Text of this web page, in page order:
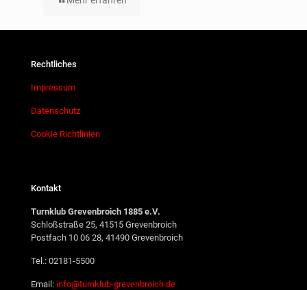
Rechtliches
Impressum
Datenschutz
Cookie Richtlinien
Kontakt
Turnklub Grevenbroich 1885 e.V.
Schloßstraße 25, 41515 Grevenbroich
Postfach 10 06 28, 41490 Grevenbroich
Tel.: 02181-5500
Email: info@turnklub-grevenbroich.de